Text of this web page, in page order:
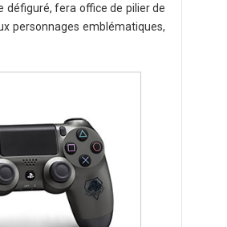
défiguré, fera office de pilier de
personnages emblématiques,